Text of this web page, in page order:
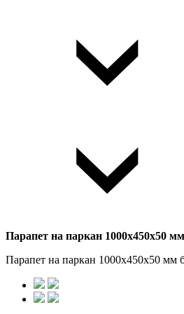
Парапет на паркан 1000x450x50
Парапет на паркан 1000x450x50 мм